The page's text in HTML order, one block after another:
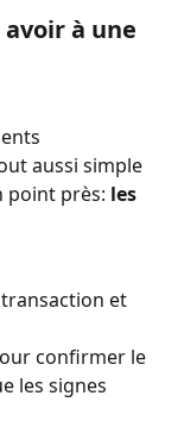
à une
aussi simple
point près: les
et
confirmer le
les signes